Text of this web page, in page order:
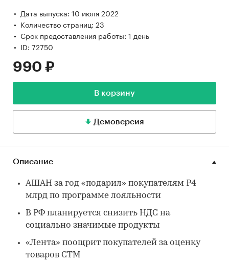
Дата выпуска: 10 июля 2022
Количество страниц: 23
Срок предоставления работы: 1 день
ID: 72750
990 ₽
В корзину
Демоверсия
Описание
АШАН за год «подарил» покупателям ₽4
млрд по программе лояльности
В РФ планируется снизить НДС на
социально значимые продукты
«Лента» поощрит покупателей за оценку
товаров СТМ